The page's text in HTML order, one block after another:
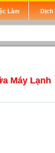
Làm Dịch
Máy Lạnh